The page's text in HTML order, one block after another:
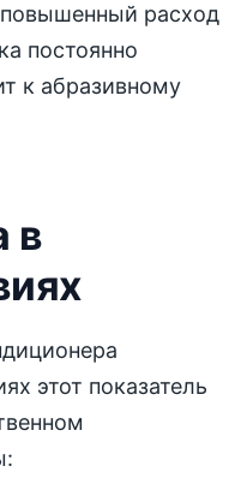
повышенный расход
постоянно
к абразивному
в
этот показатель